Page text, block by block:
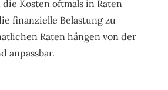
Kosten oftmals in Raten
finanzielle Belastung zu
Raten hängen von der
anpassbar.